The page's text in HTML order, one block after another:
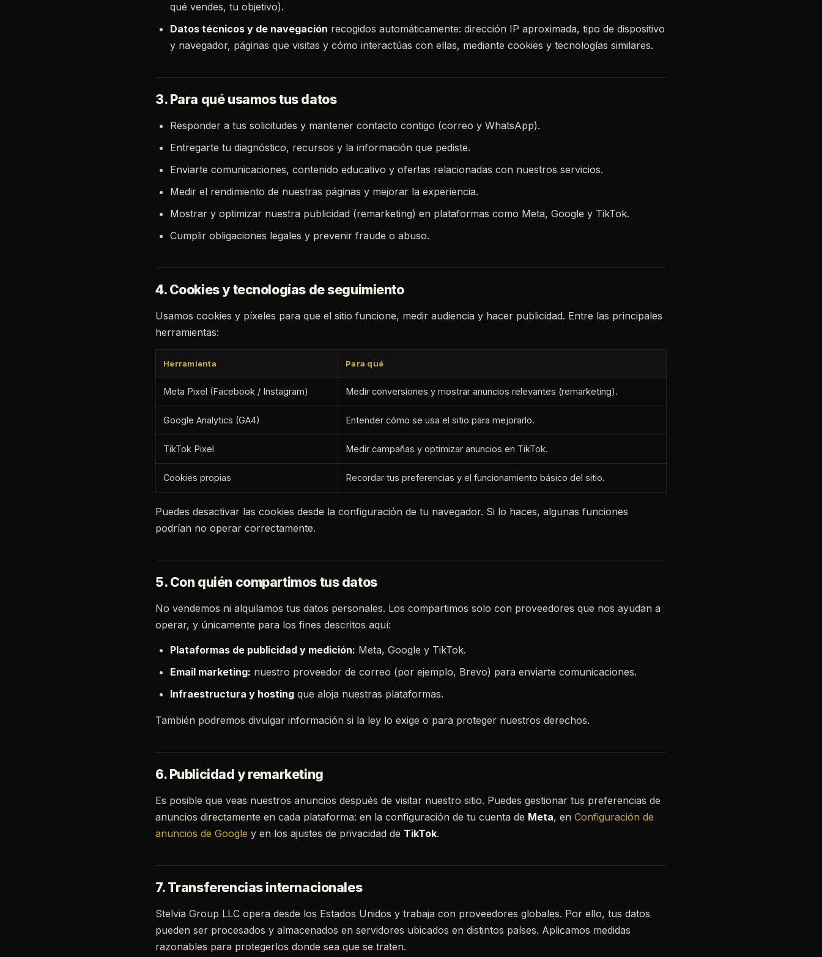
qué vendes, tu objetivo).
Datos técnicos y de navegación recogidos automáticamente: dirección IP aproximada, tipo de dispositivo
y navegador, páginas que visitas y cómo interactúas con ellas, mediante cookies y tecnologías similares.
3. Para qué usamos tus datos
Responder a tus solicitudes y mantener contacto contigo (correo y WhatsApp).
Entregarte tu diagnóstico, recursos y la información que pediste.
Enviarte comunicaciones, contenido educativo y ofertas relacionadas con nuestros servicios.
Medir el rendimiento de nuestras páginas y mejorar la experiencia.
Mostrar y optimizar nuestra publicidad (remarketing) en plataformas como Meta, Google y TikTok.
Cumplir obligaciones legales y prevenir fraude o abuso.
4. Cookies y tecnologías de seguimiento
Usamos cookies y píxeles para que el sitio funcione, medir audiencia y hacer publicidad. Entre las principales
herramientas:
Herramienta Para qué
Meta Pixel (Facebook / Instagram) Medir conversiones y mostrar anuncios relevantes (remarketing).
Google Analytics (GA4) Entender cómo se usa el sitio para mejorarlo.
TikTok Pixel Medir campañas y optimizar anuncios en TikTok.
Cookies propias Recordar tus preferencias y el funcionamiento básico del sitio.
Puedes desactivar las cookies desde la configuración de tu navegador. Si lo haces, algunas funciones
podrían no operar correctamente.
5. Con quién compartimos tus datos
No vendemos ni alquilamos tus datos personales. Los compartimos solo con proveedores que nos ayudan a
operar, y únicamente para los fines descritos aquí:
Plataformas de publicidad y medición: Meta, Google y TikTok.
Email marketing: nuestro proveedor de correo (por ejemplo, Brevo) para enviarte comunicaciones.
Infraestructura y hosting que aloja nuestras plataformas.
También podremos divulgar información si la ley lo exige o para proteger nuestros derechos.
6. Publicidad y remarketing
Es posible que veas nuestros anuncios después de visitar nuestro sitio. Puedes gestionar tus preferencias de
anuncios directamente en cada plataforma: en la configuración de tu cuenta de Meta, en Configuración de
anuncios de Google y en los ajustes de privacidad de TikTok.
7. Transferencias internacionales
Stelvia Group LLC opera desde los Estados Unidos y trabaja con proveedores globales. Por ello, tus datos
pueden ser procesados y almacenados en servidores ubicados en distintos países. Aplicamos medidas
razonables para protegerlos donde sea que se traten.